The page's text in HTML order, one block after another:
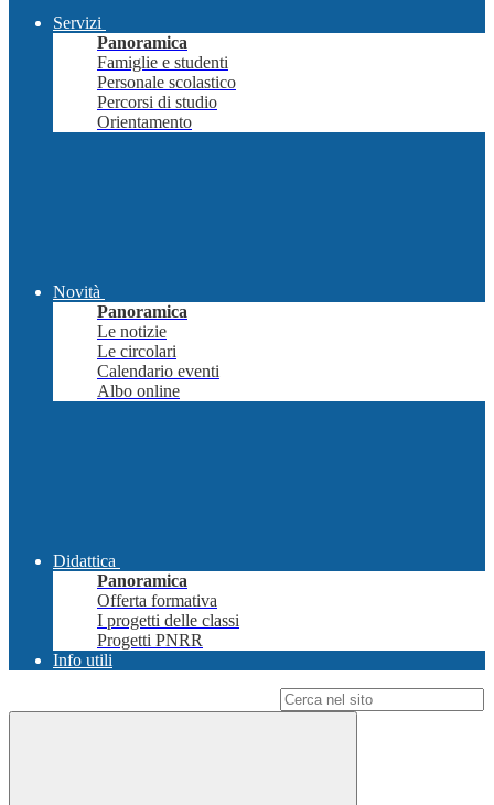
Servizi
Panoramica
Famiglie e studenti
Personale scolastico
Percorsi di studio
Orientamento
Novità
Panoramica
Le notizie
Le circolari
Calendario eventi
Albo online
Didattica
Panoramica
Offerta formativa
I progetti delle classi
Progetti PNRR
Info utili